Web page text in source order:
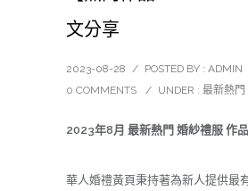
文分享
2023-08-28 / POSTED BY : ADMIN
0 COMMENTS
/ UNDER : 最新熱門
2023年8月 最新熱門 婚紗禮服 作
華人婚禮黃頁秉持著為新人提供最